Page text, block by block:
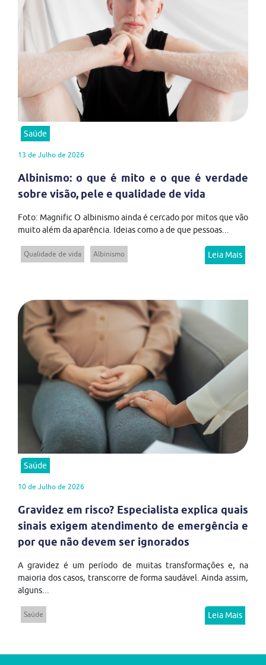
Saúde
13 de Julho de 2026
Albinismo: o que é mito e o que é verdade
sobre visão, pele e qualidade de vida
Foto: Magnific O albinismo ainda é cercado por mitos que vão
muito além da aparência. Ideias como a de que pessoas...
Qualidade de vida Albinismo Leia Mais
Saúde
10 de Julho de 2026
Gravidez em risco? Especialista explica quais
sinais exigem atendimento de emergência e
por que não devem ser ignorados
A gravidez é um período de muitas transformações e, na
maioria dos casos, transcorre de forma saudável. Ainda assim,
alguns...
Saúde Leia Mais